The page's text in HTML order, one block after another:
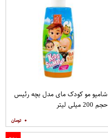
شامپو مو کودک مای مدل بچه رئيس
حجم 200 میلی لیتر
۰